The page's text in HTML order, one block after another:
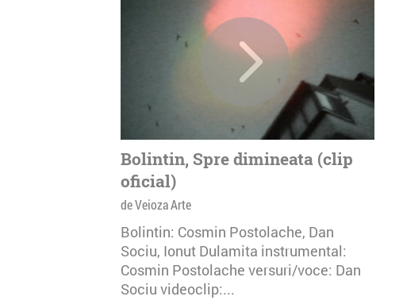
All
Bolintin, Spre dimineata (clip
oficial)
de Veioza Arte
Bolintin: Cosmin Postolache, Dan
Sociu, Ionut Dulamita instrumental:
Cosmin Postolache versuri/voce: Dan
Sociu videoclip:...